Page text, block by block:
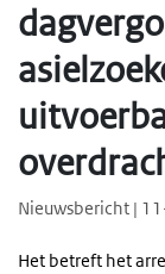
Nieuwsbericht |
Het betreft het